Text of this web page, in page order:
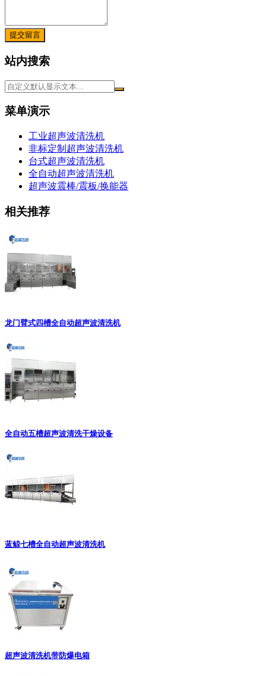
提交留言
站内搜索
菜单演示
工业超声波清洗机
非标定制超声波清洗机
台式超声波清洗机
全自动超声波清洗机
超声波震棒/震板/换能器
相关推荐
龙门臂式四槽全自动超声波清洗机
全自动五槽超声波清洗干燥设备
蓝鲸七槽全自动超声波清洗机
超声波清洗机带防爆电箱